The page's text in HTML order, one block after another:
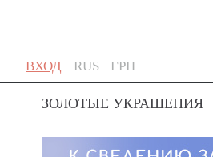
ВХОД
Skip
to
Content
Язык
RUS Валюта
ГРН
ЗОЛОТЫЕ УКРАШЕНИЯ